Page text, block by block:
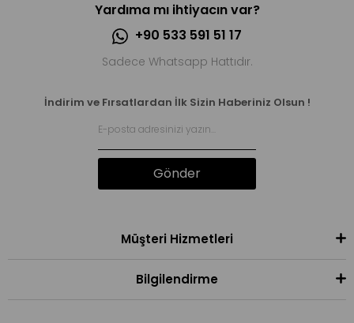
Yardıma mı ihtiyacın var?
+90 533 591 51 17
Sadece Whatsapp Hattıdır.
İndirim ve Fırsatlardan İlk Sizin Haberiniz Olsun !
Gönder
Müşteri Hizmetleri
Bilgilendirme